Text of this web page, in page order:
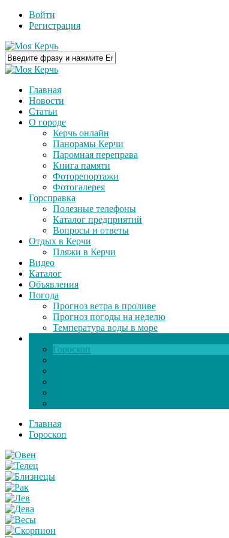
Войти
Регистрация
Главная
Новости
Статьи
О городе
Керчь онлайн
Панорамы Керчи
Паромная переправа
Книга памяти
Фоторепортажи
Фотогалерея
Горсправка
Полезные телефоны
Каталог предприятий
Вопросы и ответы
Отдых в Керчи
Пляжи в Керчи
Видео
Каталог
Объявления
Погода
Прогноз ветра в проливе
Прогноз погоды на неделю
Температура воды в море
Гороскоп
Главная
Гороскоп